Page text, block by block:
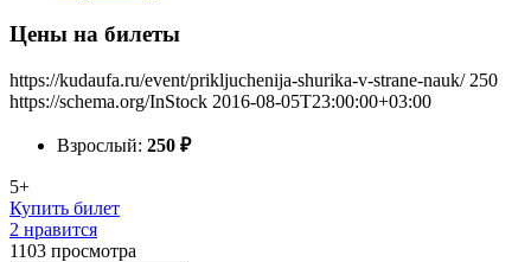
Цены на билеты
https://kudaufa.ru/event/prikljuchenija-shurika-v-strane-nauk/ 250
https://schema.org/InStock 2016-08-05T23:00:00+03:00
Взрослый: 250 ₽
5+
Купить билет
2 нравится
1103 просмотра